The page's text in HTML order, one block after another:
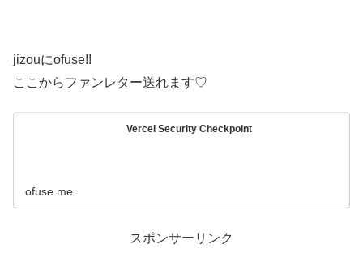
jizouにofuse!!
ここからファンレター送れます♡
Vercel Security Checkpoint
ofuse.me
スポンサーリンク